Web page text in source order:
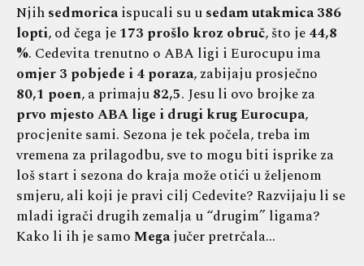
Njihsedmoricaispucali su usedam utakmica 386
lopti, od čega je173 prošlo kroz obruč, što je44,8
%. Cedevita trenutno o ABA ligi i Eurocupu ima
omjer 3 pobjede i 4 poraza, zabijaju prosječno
80,1 poen, a primaju82,5. Jesu li ovo brojke za
prvo mjesto ABA lige i drugi krug Eurocupa,
procjenite sami. Sezona je tek počela, treba im
vremena za prilagodbu, sve to mogu biti isprike za
loš start i sezona do kraja može otići u željenom
smjeru, ali koji je pravi cilj Cedevite? Razvijaju li se
mladi igrači drugih zemalja u “drugim” ligama?
Kako li ih je samoMegajučer pretrčala…